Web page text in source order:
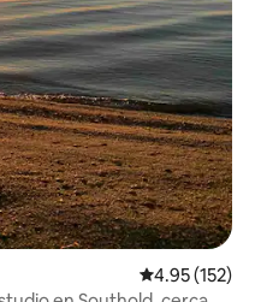
Calificación
4.95 (152)